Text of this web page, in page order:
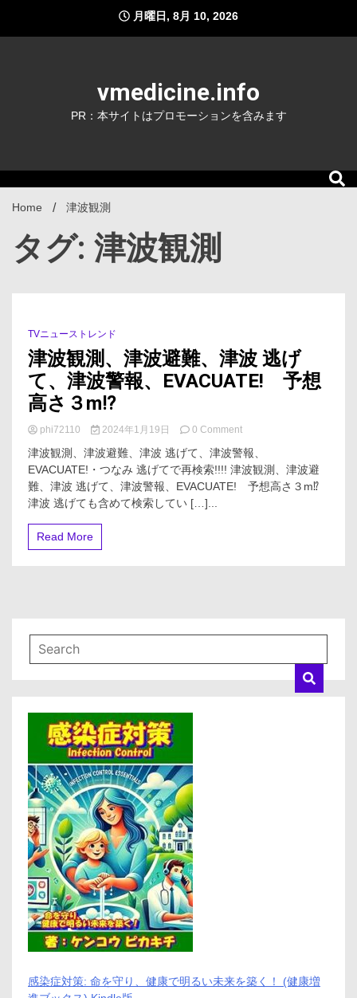
content
月曜日, 8月 10, 2026
vmedicine.info
PR：本サイトはプロモーションを含みます
Home 津波観測
タグ: 津波観測
0 Minutes
TVニューストレンド
津波観測、津波避難、津波 逃げ
て、津波警報、EVACUATE! 予想
高さ３m⁉
phi72110 2024年1月19日 0 Commenton
波
観
測、
津波観測、津波避難、津波 逃げて、津波警報、
EVACUATE!・つなみ 逃げてで再検索!!!! 津波観測、津波避
難、津波 逃げて、津波警報、EVACUATE! 予想高さ３m⁉
津波 逃げても含めて検索してい […]...
Read More
感染症対策: 命を守り、健康で明るい未来を築く！ (健康増